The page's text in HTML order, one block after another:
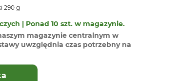
290 g
| Ponad 10 szt. w magazynie.
magazynie centralnym w
uwzględnia czas potrzebny na